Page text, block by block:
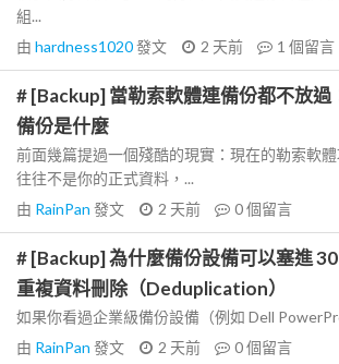
組...
由 hardness1020發文 2 天前 1 個留言
# [Backup] 當勒索軟體連備份都不放過
備份是什麼
前面幾篇提過一個殘酷的現實：現在的勒索軟
往往不是你的正式資料，...
由 RainPan 發文 2 天前 0個留言
# [Backup] 為什麼備份設備可以塞進
重複資料刪除（Deduplication）
如果你看過企業級備份設備（例如 Dell
由 RainPan 發文 2 天前 0個留言